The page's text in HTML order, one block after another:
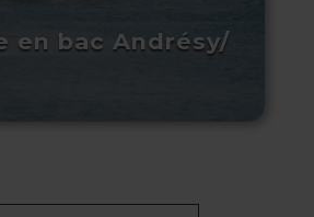
en bac Andrésy/